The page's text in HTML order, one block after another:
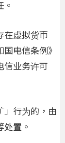
在虚拟货币
电信条例》
信业务许可
」行为的，由
置。